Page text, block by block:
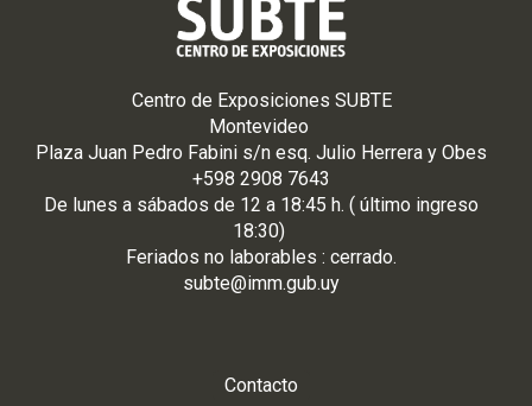
Centro de Exposiciones SUBTE
Montevideo
Plaza Juan Pedro Fabini s/n esq. Julio Herrera y Obes
+598 2908 7643
De lunes a sábados de 12 a 18:45 h. ( último ingreso
18:30)
Feriados no laborables : cerrado.
subte@imm.gub.uy
Contacto